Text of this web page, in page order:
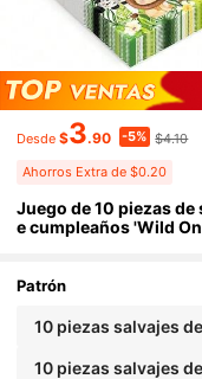
Desde $3.90 -5% $4.10
Ahorros Extra de $0.20
Juego de 10 piezas
e cumpleaños 'Wild
mpleaños
Patrón
10 piezas salvajes
10 piezas salvajes